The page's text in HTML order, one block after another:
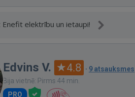
Enefit elektrību un ietaupi!
Edvins V. 4.8 · 9 atsauksmes
Bija vietnē: Pirms 44 min.
PRO